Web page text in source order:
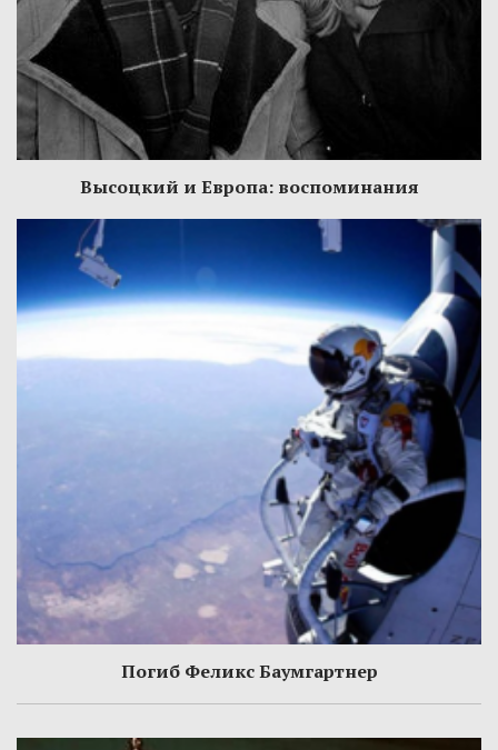
Высоцкий и Европа: воспоминания
Погиб Феликс Баумгартнер